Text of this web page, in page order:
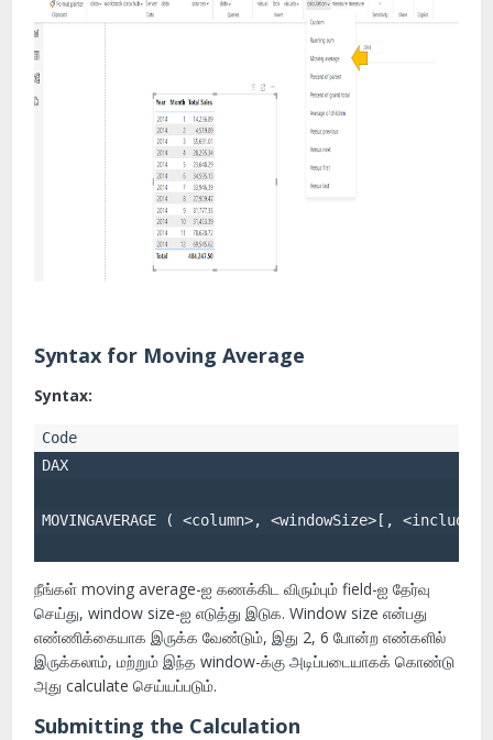
Syntax for Moving Average
Syntax:
DAX
நீங்கள் moving average-ஐ கணக்கிட விரும்பும் field-ஐ தேர்வு
செய்து, window size-ஐ எடுத்து இடுக. Window size என்பது
எண்ணிக்கையாக இருக்க வேண்டும், இது 2, 6 போன்ற எண்களில்
இருக்கலாம், மற்றும் இந்த window-க்கு அடிப்படையாகக் கொண்டு
அது calculate செய்யப்படும்.
Submitting the Calculation